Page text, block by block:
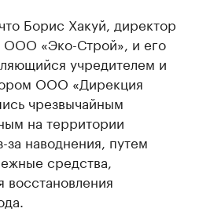
Борис Хакуй, директор
ООО «Эко-Строй», и его
учредителем и
ООО «Дирекция
чрезвычайным
на территории
наводнения, путем
средства,
восстановления